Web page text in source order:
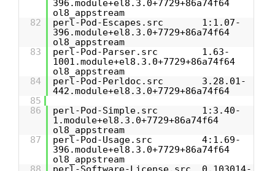
396.module+el8.3.0+7729+86a74f64
ol8_appstream
82
perl-Pod-Escapes.src 1:1.07-
396.module+el8.3.0+7729+86a74f64
ol8_appstream
83
perl-Pod-Parser.src 1.63-
1001.module+el8.3.0+7729+86a74f64
ol8_appstream
84
perl-Pod-Perldoc.src 3.28.01-
442.module+el8.3.0+7729+86a74f64
85
86
perl-Pod-Simple.src 1:3.40-
1.module+el8.3.0+7729+86a74f64
ol8_appstream
87
perl-Pod-Usage.src 4:1.69-
396.module+el8.3.0+7729+86a74f64
ol8_appstream